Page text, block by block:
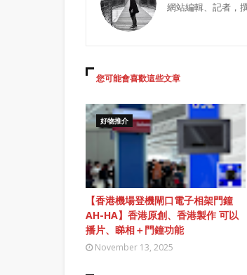
網站編輯、記者，
您可能會喜歡這些文章
好物推介
【香港機場登機閘口電子相架門鐘
AH-HA】香港原創、香港製作 可以
播片、睇相＋門鐘功能
November 13, 2025